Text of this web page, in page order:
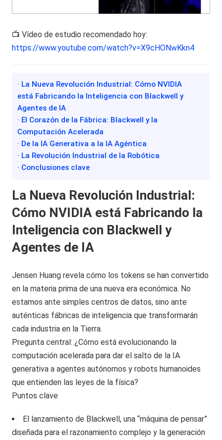
📺 Vídeo de estudio recomendado hoy:
https://www.youtube.com/watch?v=X9cHONwKkn4
· La Nueva Revolución Industrial: Cómo NVIDIA
está Fabricando la Inteligencia con Blackwell y
Agentes de IA
· El Corazón de la Fábrica: Blackwell y la
Computación Acelerada
· De la IA Generativa a la IA Agéntica
· La Revolución Industrial de la Robótica
· Conclusiones clave
La Nueva Revolución Industrial:
Cómo NVIDIA está Fabricando la
Inteligencia con Blackwell y
Agentes de IA
Jensen Huang revela cómo los tokens se han convertido
en la materia prima de una nueva era económica. No
estamos ante simples centros de datos, sino ante
auténticas fábricas de inteligencia que transformarán
cada industria en la Tierra.
Pregunta central: ¿Cómo está evolucionando la
computación acelerada para dar el salto de la IA
generativa a agentes autónomos y robots humanoides
que entienden las leyes de la física?
Puntos clave
El lanzamiento de Blackwell, una “máquina de pensar”
diseñada para el razonamiento complejo y la generación